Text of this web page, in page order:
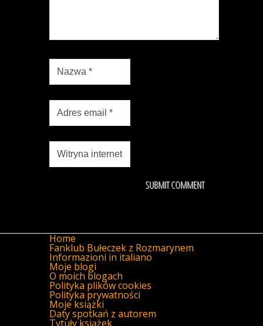
Home
Fanklub Bułeczek z Rozmarynem
Informazioni in italiano
Moje blogi
O moich blogach
Polityka plików cookies
Polityka prywatności
Moje książki
Daty spotkań z autorem
Tytuły książek